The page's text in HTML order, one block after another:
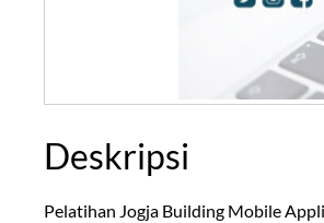
Deskripsi
Pelatihan Jogja Building Mobile